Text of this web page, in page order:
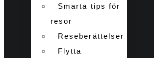
Smarta tips för
resor
Reseberättelser
Flytta